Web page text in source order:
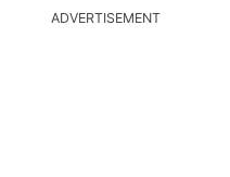
ADVERTISEMENT